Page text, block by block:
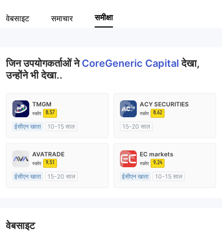
कंपनी का नाम
वेबसाइट समाचार समीक्षा
जिन उपयोगकर्ताओं नेCoreGeneric Capitalदेखा,
उन्होंने भी देखा..
TMGM
स्कोर 8.57
ईसीएन खाता
10-15 साल
मुख्य-लेबल MT4
ACY SECURITIES
स्कोर 8.62
15-20 साल
मार्केट मेकिंग (एमएम)
मुख्य-लेबल MT4
AVATRADE
स्कोर 9.51
ईसीएन खाता
15-20 साल
EC markets
स्कोर 9.24
ईसीएन खाता
10-15 साल
वेबसाइट